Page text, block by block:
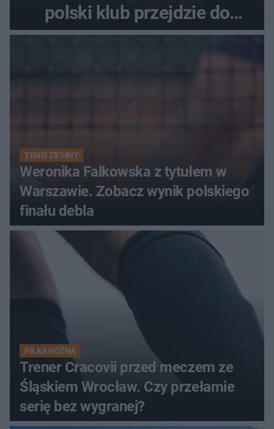
polski klub przejdzie do
historii
TENIS ZIEMNY
Weronika Falkowska z tytułem w
Warszawie. Zobacz wynik polskiego
finału debla
PIŁKA NOŻNA
Trener Cracovii przed meczem ze
Śląskiem Wrocław. Czy przełamie
serię bez wygranej?